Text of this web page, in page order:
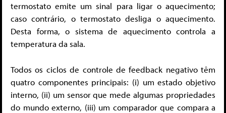
termostato emite um sinal para ligar o aquecimento;
caso contrário, o termostato desliga o aquecimento.
Desta forma, o sistema de aquecimento controla a
temperatura da sala.
Todos os ciclos de controle de feedback negativo têm
quatro componentes principais: (i) um estado objetivo
interno, (ii) um sensor que mede algumas propriedades
do mundo externo, (iii) um comparador que compara a